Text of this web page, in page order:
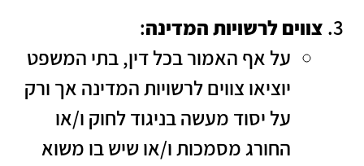
צווים לרשויות המדינה:
על אף האמור בכל דין, בתי המשפט
יוציאו צווים לרשויות המדינה אך ורק
על יסוד מעשה בניגוד לחוק ו/או
החורג מסמכות ו/או שיש בו משוא